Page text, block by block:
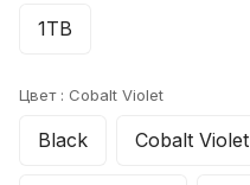
1TB
Цвет : Cobalt Violet
Black Cobalt Violet